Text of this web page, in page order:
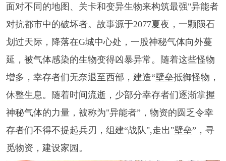
面对不同的地图、关卡和变异生物来构筑最强"异能者
对抗都市中的破坏者。故事源于2077夏夜，一颗陨石
划过天际，降落在G城中心处，一股神秘气体向外蔓
延，被气体感染的生物变得凶暴异常。随着这些怪物
增多，幸存者们无奈退至西部，建造“壁垒抵御怪物，
休整生息。随着时间流逝，少部分幸存者们逐渐掌握
神秘气体的力量，被称为"异能者”，物资的圆乏令幸
存者们不得不提起兵刃，组建“战队",走出"壁垒”，寻
觅物资，建设家园。